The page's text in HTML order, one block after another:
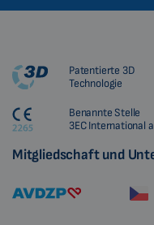
Patentierte 3D
Technologie
Benannte Stelle
3EC International
Mitgliedschaft und